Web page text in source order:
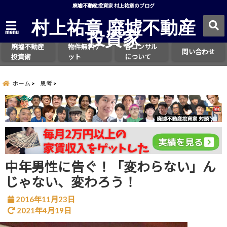
廃墟不動産投資家 村上祐章のブログ
menu 村上祐章 廃墟不動産
投資家
廃墟不動産
投資術
物件無料ゲ
ット
各コンサル
について
問い合わせ
ホーム 思考
中年男性に告ぐ！「変わらない」ん
じゃない、変わろう！
2016年11月23日
2021年4月19日